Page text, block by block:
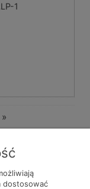
1
»
dostosować